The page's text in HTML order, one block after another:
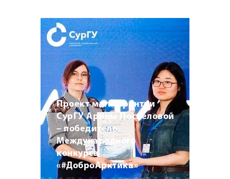
Проект магистрантки
СурГУ Арины Поспеловой
– победитель
Международного
конкурса
«#ДоброАрктика»